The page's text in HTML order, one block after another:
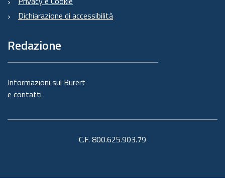
Dichiarazione di accessibilità
Redazione
Informazioni sul Burert
e contatti
C.F. 800.625.903.79